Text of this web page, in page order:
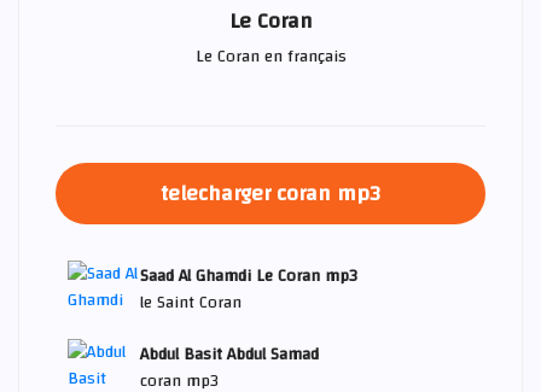
Le Coran
Le Coran en français
telecharger coran mp3
Saad Al Ghamdi Le Coran mp3
le Saint Coran
Abdul Basit Abdul Samad
coran mp3